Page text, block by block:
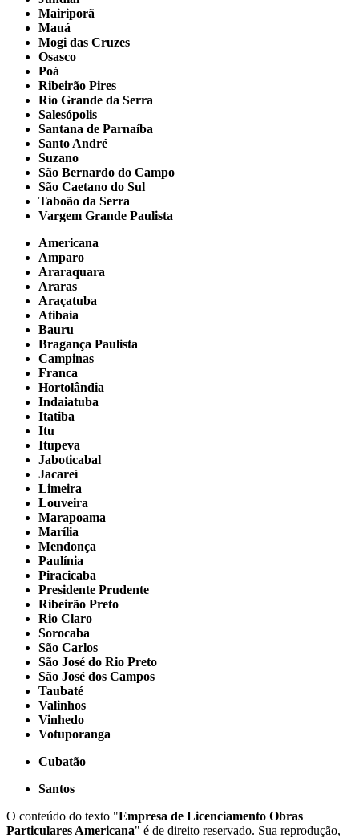
Mairiporã
Mauá
Mogi das Cruzes
Osasco
Poá
Ribeirão Pires
Rio Grande da Serra
Salesópolis
Santana de Parnaíba
Santo André
Suzano
São Bernardo do Campo
São Caetano do Sul
Taboão da Serra
Vargem Grande Paulista
Americana
Amparo
Araraquara
Araras
Araçatuba
Atibaia
Bauru
Bragança Paulista
Campinas
Franca
Hortolândia
Indaiatuba
Itatiba
Itu
Itupeva
Jaboticabal
Jacareí
Limeira
Louveira
Marapoama
Marília
Mendonça
Paulínia
Piracicaba
Presidente Prudente
Ribeirão Preto
Rio Claro
Sorocaba
São Carlos
São José do Rio Preto
São José dos Campos
Taubaté
Valinhos
Vinhedo
Votuporanga
Cubatão
Santos
O conteúdo do texto "Empresa de Licenciamento Obras
Particulares Americana" é de direito reservado. Sua reprodução,